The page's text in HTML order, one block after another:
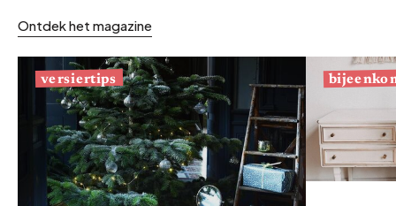
Ontdek het magazine
versiertips